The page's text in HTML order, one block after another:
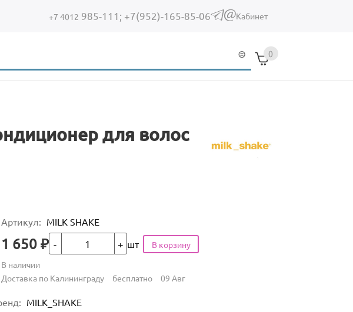
+7 4012 985-111; +7(952)-165-85-06 (link sends e-mail)
Кабинет
0
для волос
Артикул: MILK SHAKE
Цена
1 650 ₽Кол-во шт
Количество
В наличии
Условия доставки
Доставка по Калининграду бесплатно 09 Авг
: MILK_SHAKE